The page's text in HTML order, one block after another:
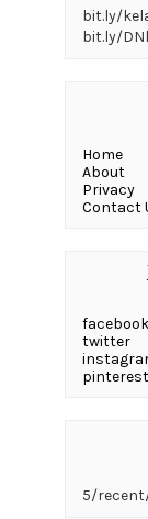
bit.ly/
bit.ly/
Home
About
Privacy
Contact
facebook
twitter
pinterest
5/